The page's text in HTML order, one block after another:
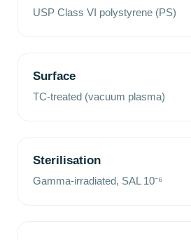
USP Class VI polystyrene (PS)
Surface
TC-treated (vacuum plasma)
Sterilisation
Gamma-irradiated, SAL 10⁻⁶